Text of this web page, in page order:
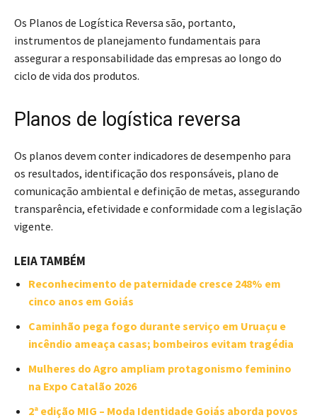
Os Planos de Logística Reversa são, portanto,
instrumentos de planejamento fundamentais para
assegurar a responsabilidade das empresas ao longo do
ciclo de vida dos produtos.
Planos de logística reversa
Os planos devem conter indicadores de desempenho para
os resultados, identificação dos responsáveis, plano de
comunicação ambiental e definição de metas, assegurando
transparência, efetividade e conformidade com a legislação
vigente.
LEIA TAMBÉM
Reconhecimento de paternidade cresce 248% em
cinco anos em Goiás
Caminhão pega fogo durante serviço em Uruaçu e
incêndio ameaça casas; bombeiros evitam tragédia
Mulheres do Agro ampliam protagonismo feminino
na Expo Catalão 2026
2ª edição MIG – Moda Identidade Goiás aborda povos